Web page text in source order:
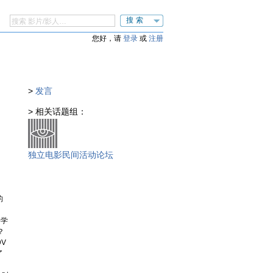
搜索
您好，请 登录 或 注册
> 发言
> 相关话题组：
独立电影民间活动论坛